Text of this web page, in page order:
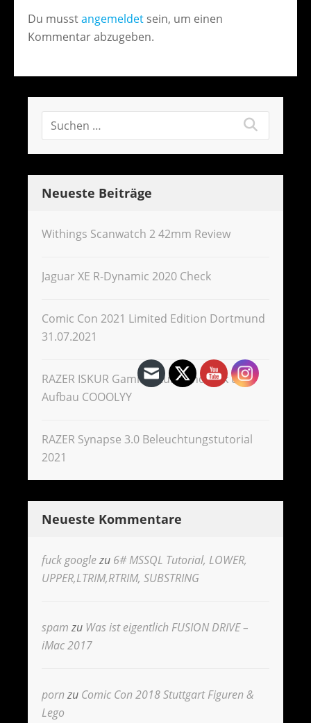
Du musstangemeldet sein, um einen
Kommentar abzugeben.
Neueste Beiträge
Withings Scanwatch 2 42mm Review
Jaguar XE R-Dynamic 2020 Check
Comic Con 2021 Limited Edition Dortmund
31.07.2021
RAZER ISKUR GamingStuhl Eindruck und
Aufbau COOOLYY
RAZER Synapse 3.0 Beleuchtungstutorial
2021
Neueste Kommentare
fuck googlezu 6# MSSQL Tutorial, LOWER,
UPPER,LTRIM,RTRIM, SUBSTRING
spam zu Was ist eigentlich FUSION DRIVE –
iMac 2017
pornzu Comic Con 2018 Stuttgart Figuren &
Lego